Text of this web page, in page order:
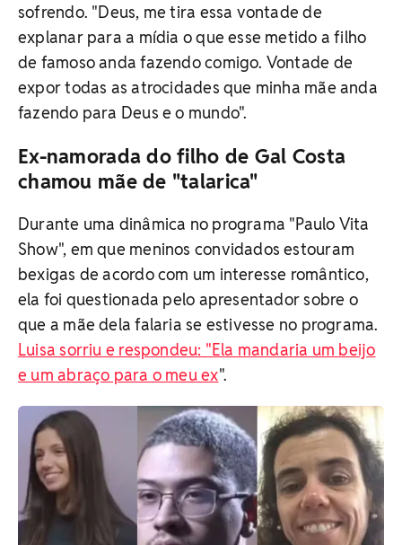
sofrendo. "Deus, me tira essa vontade de
explanar para a mídia o que esse metido a filho
de famoso anda fazendo comigo. Vontade de
expor todas as atrocidades que minha mãe anda
fazendo para Deus e o mundo".
Ex-namorada do filho de Gal Costa
chamou mãe de "talarica"
Durante uma dinâmica no programa "Paulo Vita
Show", em que meninos convidados estouram
bexigas de acordo com um interesse romântico,
ela foi questionada pelo apresentador sobre o
que a mãe dela falaria se estivesse no programa.
Luisa sorriu e respondeu: "Ela mandaria um beijo
e um abraço para o meu ex".